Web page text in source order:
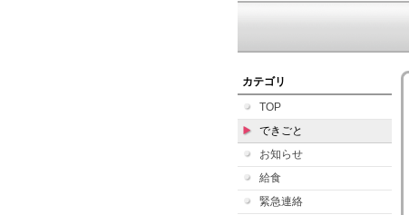
カテゴリ
TOP
できごと
お知らせ
給食
緊急連絡